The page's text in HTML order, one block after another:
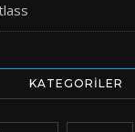
KATEGORILER